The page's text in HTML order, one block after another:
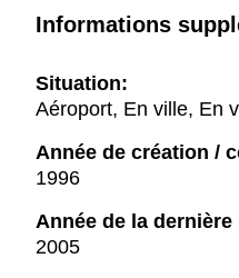
Informations
Situation:
Aéroport, En ville, En
Année de création /
1996
Année de la
2005